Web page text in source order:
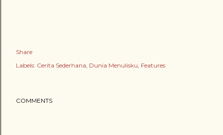
Share
Labels: Cerita Sederhana Dunia Menulisku Features
COMMENTS